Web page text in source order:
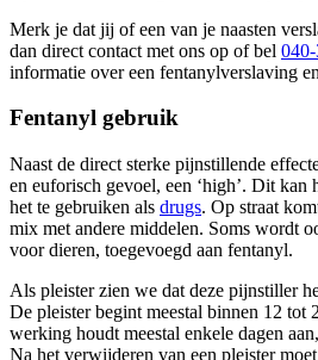
Merk je dat jij of een van je naasten
dan direct contact met ons op of bel
informatie over een fentanylverslaving
Fentanyl gebruik
Naast de direct sterke pijnstillende
en euforisch gevoel, een ‘high’. Dit kan
het te gebruiken als drugs. Op straat
mix met andere middelen. Soms wordt
voor dieren, toegevoegd aan fentanyl.
Als pleister zien we dat deze pijnstiller
De pleister begint meestal binnen 12 tot
werking houdt meestal enkele dagen
Na het verwijderen van een pleister